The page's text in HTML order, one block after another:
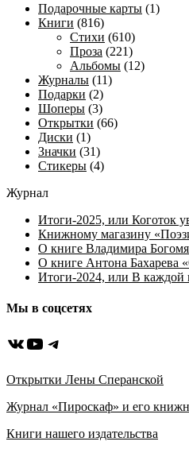
Подарочные карты (1)
Книги (816)
Стихи (610)
Проза (221)
Альбомы (12)
Журналы (11)
Подарки (2)
Шоперы (3)
Открытки (66)
Диски (1)
Значки (31)
Стикеры (4)
Журнал
Итоги-2025, или Коготок
Книжному магазину
О книге Владимира
О книге Антона Бахарева
Итоги-2024, или В каждой
Мы в соцсетях
ВКонтакте
YouTube
Telegram
Открытки Лены Сперанской
Журнал «Пироскаф» и его
Книги нашего издательства